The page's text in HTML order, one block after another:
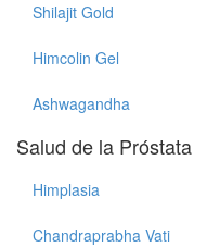
Shilajit Gold
Himcolin Gel
Ashwagandha
Salud de la Próstata
Himplasia
Chandraprabha Vati